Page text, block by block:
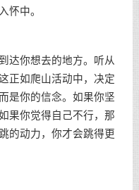
怀中。
达你想去的地方。听从
正如爬山活动中，决定
是你的信念。如果你坚
果你觉得自己不行，那
的动力，你才会跳得更